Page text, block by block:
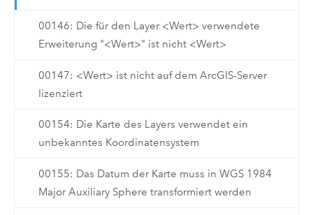
00146: Die für den Layer <Wert> verwendete
Erweiterung "<Wert>" ist nicht <Wert>
00147: <Wert> ist nicht auf dem ArcGIS-Server
lizenziert
00154: Die Karte des Layers verwendet ein
unbekanntes Koordinatensystem
00155: Das Datum der Karte muss in WGS 1984
Major Auxiliary Sphere transformiert werden